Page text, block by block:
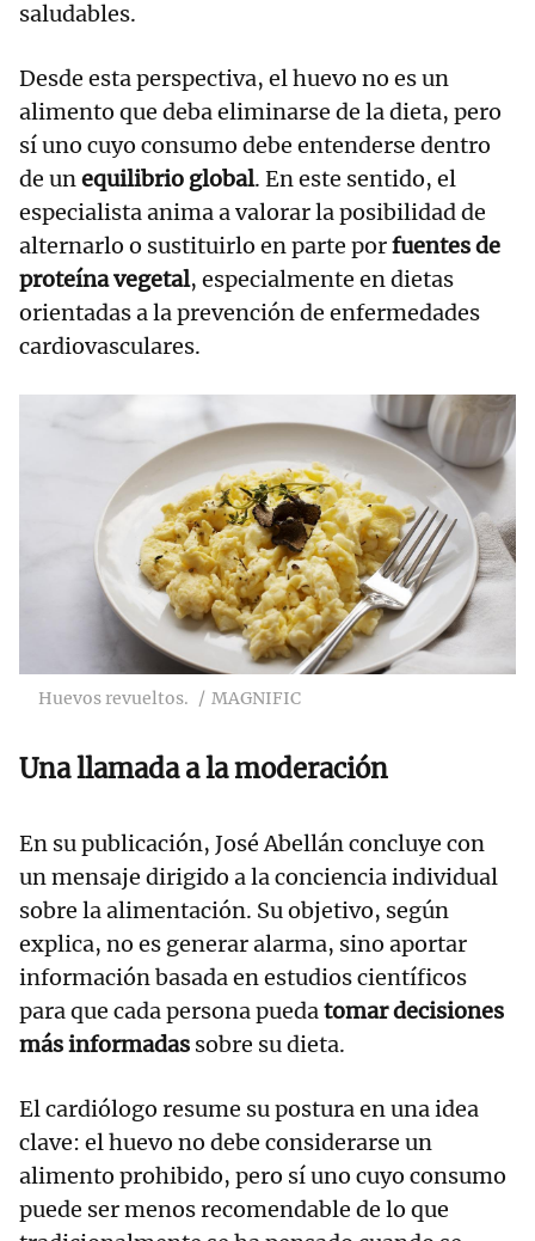
saludables.
Desde esta perspectiva, el huevo no es un
alimento que deba eliminarse de la dieta, pero
sí uno cuyo consumo debe entenderse dentro
de unequilibrio global. En este sentido, el
especialista anima a valorar la posibilidad de
alternarlo o sustituirlo en parte porfuentes de
proteína vegetal, especialmente en dietas
orientadas a la prevención de enfermedades
cardiovasculares.
Huevos revueltos. MAGNIFIC
Una llamada a la moderación
En su publicación, José Abellán concluye con
un mensaje dirigido a la conciencia individual
sobre la alimentación. Su objetivo, según
explica, no es generar alarma, sino aportar
información basada en estudios científicos
para que cada persona puedatomar decisiones
más informadas sobre su dieta.
El cardiólogo resume su postura en una idea
clave: el huevo no debe considerarse un
alimento prohibido, pero sí uno cuyo consumo
puede ser menos recomendable de lo que